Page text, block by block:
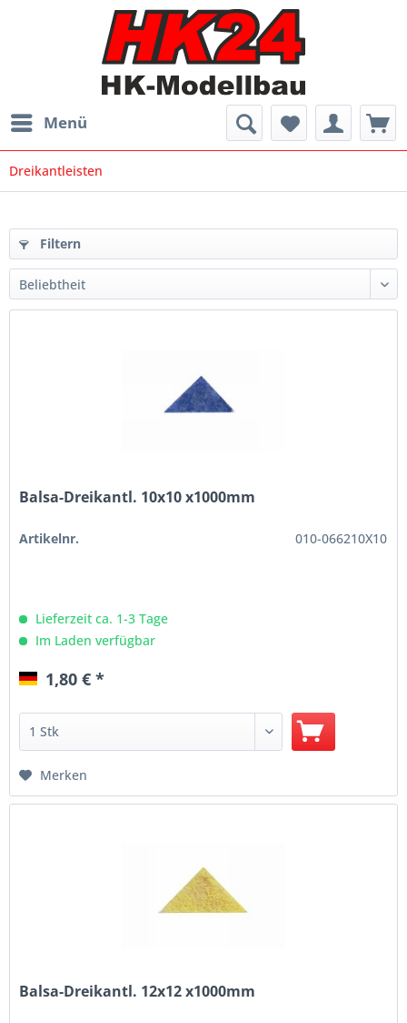
Menü
Dreikantleisten
Filtern
Balsa-Dreikantl. 10x10 x1000mm
Artikelnr. 010-066210X10
Lieferzeit ca. 1-3 Tage
Im Laden verfügbar
1,80 € *
Merken
Balsa-Dreikantl. 12x12 x1000mm